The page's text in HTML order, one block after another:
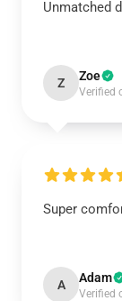
Unmatched
Z Zoe
Verified
Super
A Adam
Verified